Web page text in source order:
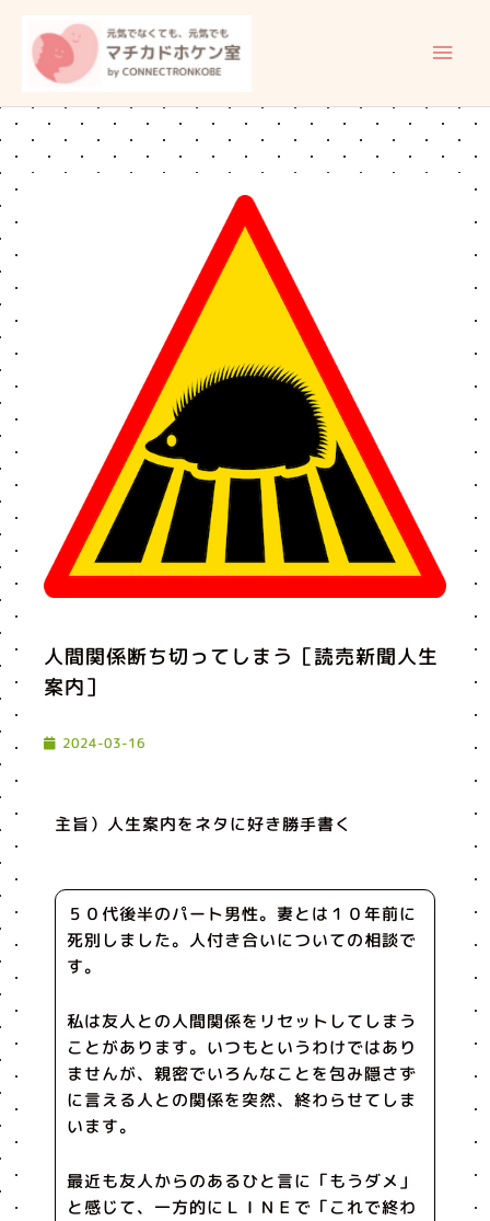
ッ
プ
イ
ン
メ
人間関係断ち切ってしまう［読売新聞人生
案内］
2024-03-16
主旨）人生案内をネタに好き勝手書く
５０代後半のパート男性。妻とは１０年前に
死別しました。人付き合いについての相談で
す。
私は友人との人間関係をリセットしてしまう
ことがあります。いつもというわけではあり
ませんが、親密でいろんなことを包み隠さず
に言える人との関係を突然、終わらせてしま
います。
最近も友人からのあるひと言に「もうダメ」
と感じて、一方的にＬＩＮＥで「これで終わ